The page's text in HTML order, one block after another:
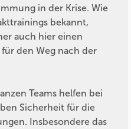
in der Krise. Wie
bekannt,
auch hier einen
den Weg nach der
Teams helfen bei
Sicherheit für die
Insbesondere das